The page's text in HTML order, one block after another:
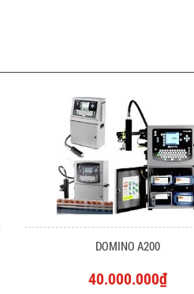
DOMINO A200
40.000.000₫